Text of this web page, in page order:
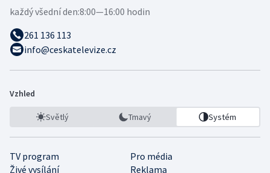
každý všední den:8:00—16:00 hodin
261 136 113
info@ceskatelevize.cz
Vzhled
Světlý Tmavý Systém
TV program
Pro média
Živé vysílání
Reklama